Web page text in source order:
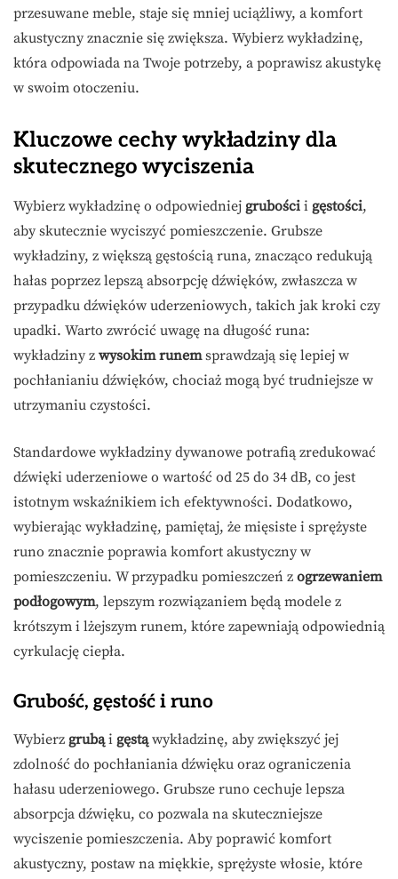
przesuwane meble, staje się mniej uciążliwy, a komfort
akustyczny znacznie się zwiększa. Wybierz wykładzinę,
która odpowiada na Twoje potrzeby, a poprawisz akustykę
w swoim otoczeniu.
Kluczowe cechy wykładziny dla
skutecznego wyciszenia
Wybierz wykładzinę o odpowiedniej grubości i gęstości,
aby skutecznie wyciszyć pomieszczenie. Grubsze
wykładziny, z większą gęstością runa, znacząco redukują
hałas poprzez lepszą absorpcję dźwięków, zwłaszcza w
przypadku dźwięków uderzeniowych, takich jak kroki czy
upadki. Warto zwrócić uwagę na długość runa:
wykładziny z wysokim runemsprawdzają się lepiej w
pochłanianiu dźwięków, chociaż mogą być trudniejsze w
utrzymaniu czystości.
Standardowe wykładziny dywanowe potrafią zredukować
dźwięki uderzeniowe o wartość od 25 do 34 dB, co jest
istotnym wskaźnikiem ich efektywności. Dodatkowo,
wybierając wykładzinę, pamiętaj, że mięsiste i sprężyste
runo znacznie poprawia komfort akustyczny w
pomieszczeniu. W przypadku pomieszczeń z ogrzewaniem
podłogowym, lepszym rozwiązaniem będą modele z
krótszym i lżejszym runem, które zapewniają odpowiednią
cyrkulację ciepła.
Grubość, gęstość i runo
Wybierz grubąi gęstąwykładzinę, aby zwiększyć jej
zdolność do pochłaniania dźwięku oraz ograniczenia
hałasu uderzeniowego. Grubsze runo cechuje lepsza
absorpcja dźwięku, co pozwala na skuteczniejsze
wyciszenie pomieszczenia. Aby poprawić komfort
akustyczny, postaw na miękkie, sprężyste włosie, które